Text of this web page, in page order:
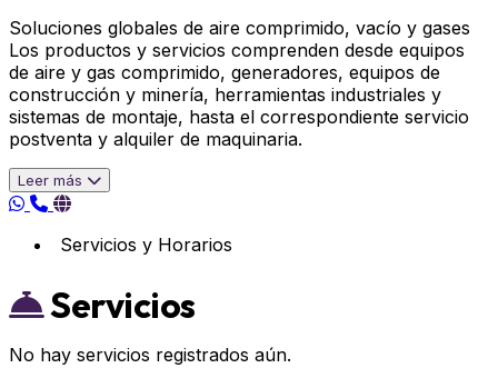
Soluciones globales de aire comprimido, vacío y gases
Los productos y servicios comprenden desde equipos
de aire y gas comprimido, generadores, equipos de
construcción y minería, herramientas industriales y
sistemas de montaje, hasta el correspondiente servicio
postventa y alquiler de maquinaria.
Leer más
Servicios y Horarios
Servicios
No hay servicios registrados aún.